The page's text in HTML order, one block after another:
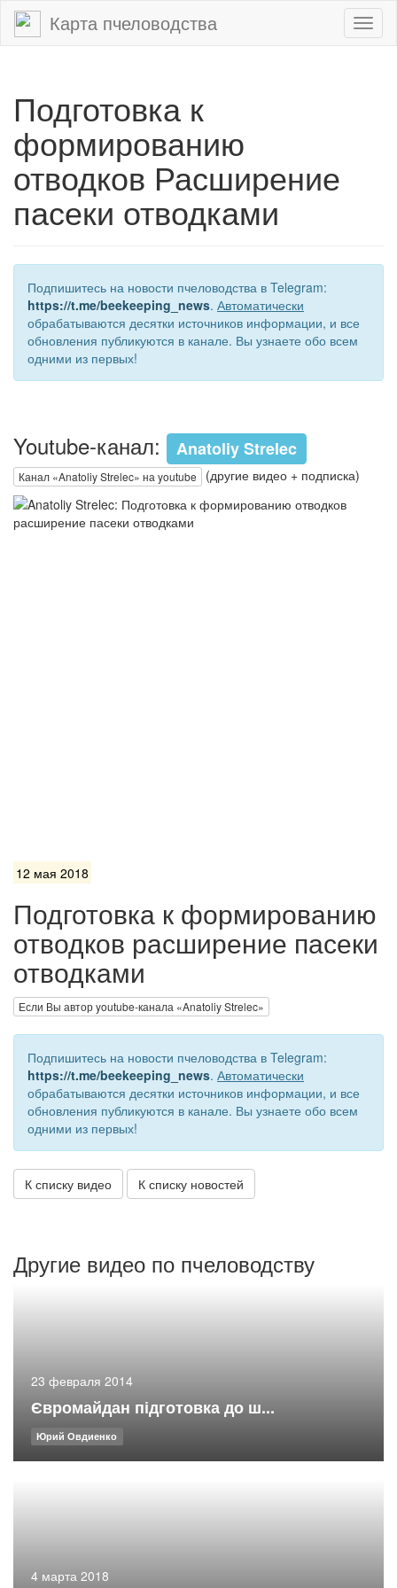
Карта пчеловодства
Подготовка к
формированию
отводков Расширение
пасеки отводками
Подпишитесь на новости пчеловодства в Telegram:
https://t.me/beekeeping_news. Автоматически
обрабатываются десятки источников информации, и все
обновления публикуются в канале. Вы узнаете обо всем
одними из первых!
Youtube-канал: Anatoliy Strelec
Канал «Anatoliy Strelec» на youtube (другие видео + подписка)
12 мая 2018
Подготовка к формированию
отводков расширение пасеки
отводками
Если Вы автор youtube-канала «Anatoliy Strelec»
Подпишитесь на новости пчеловодства в Telegram:
https://t.me/beekeeping_news. Автоматически
обрабатываются десятки источников информации, и все
обновления публикуются в канале. Вы узнаете обо всем
одними из первых!
К списку видео К списку новостей
Другие видео по пчеловодству
23 февраля 2014
Євромайдан підготовка до ш...
Юрий Овдиенко
4 марта 2018